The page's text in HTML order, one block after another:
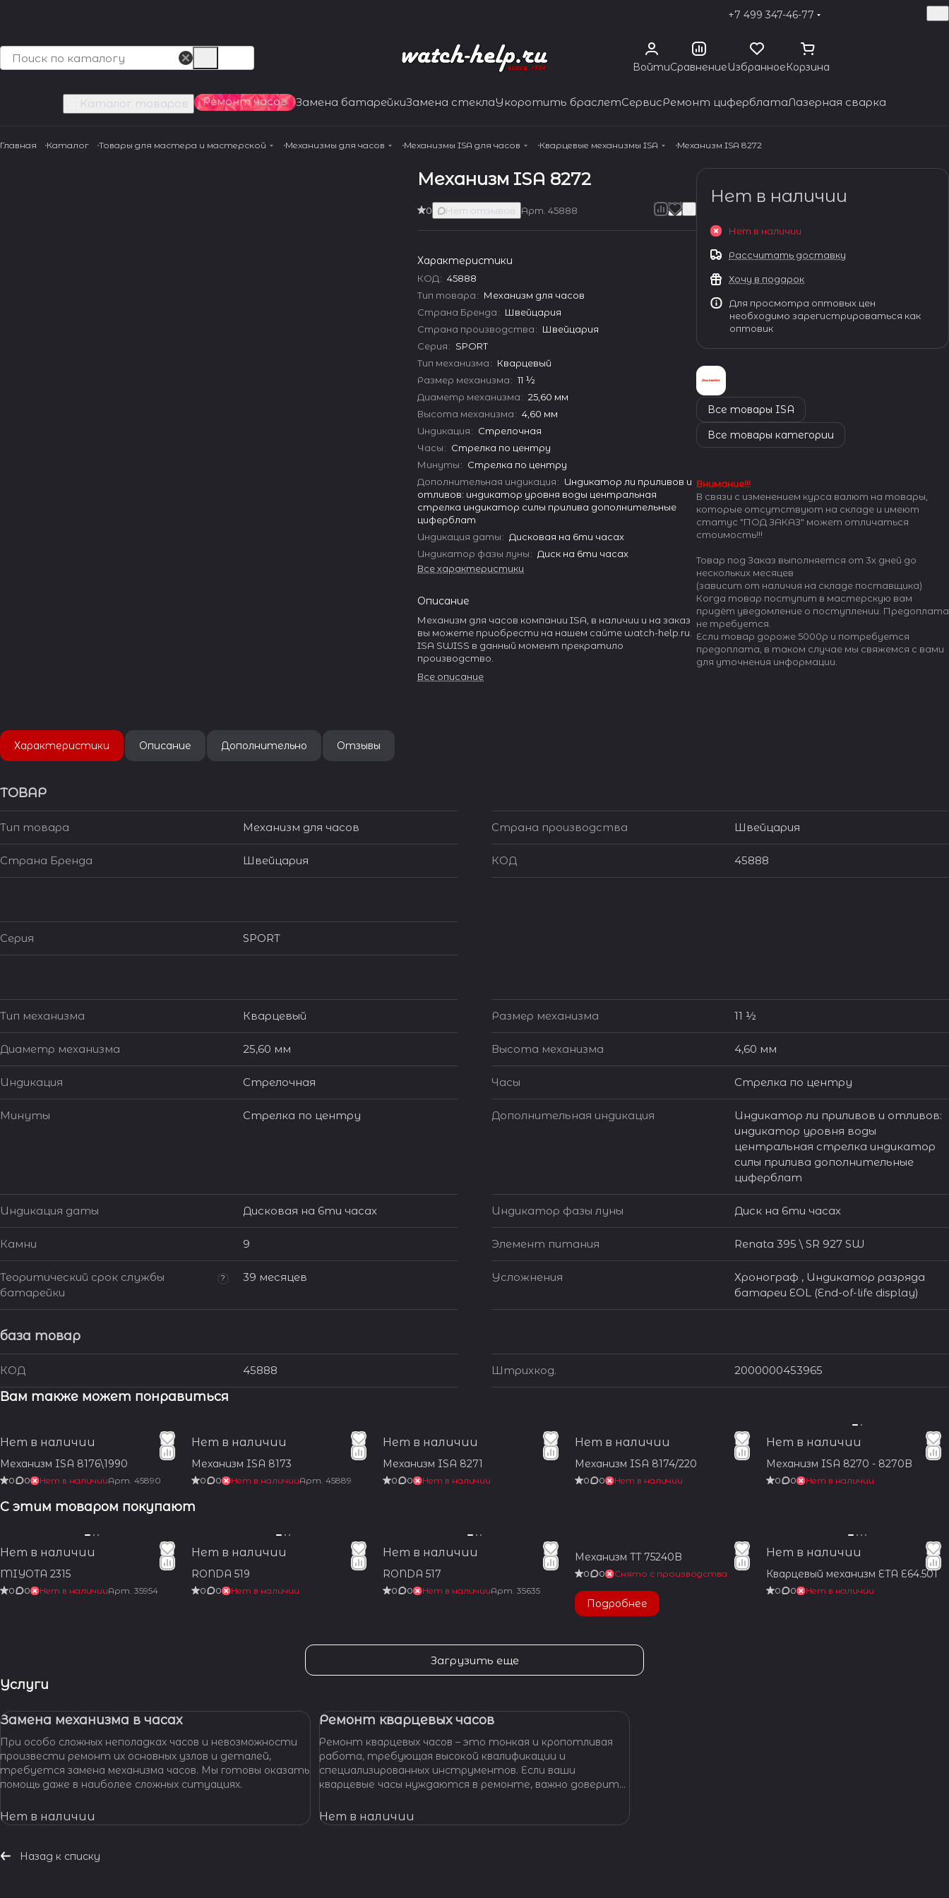
+7 499 347-46-77
ВойтиСравнениеИзбранноеКорзина
Каталог товаров Ремонт часов Замена батарейкиЗамена стеклаУкоротить браслетСервисРемонт циферблатаЛазерная сварка
Главная Каталог Товары для мастера и мастерской Механизмы для часов Механизмы ISA для часов Кварцевые механизмы ISA Механизм ISA 8272
Механизм ISA 8272
0 Нет отзывов Арт.45888
Характеристики
КОД: 45888
Тип товара: Механизм для часов
Страна Бренда: Швейцария
Страна производства: Швейцария
Серия: SPORT
Тип механизма: Кварцевый
Размер механизма: 11 ½
Диаметр механизма: 25,60 мм
Высота механизма: 4,60 мм
Индикация: Стрелочная
Часы: Стрелка по центру
Минуты: Стрелка по центру
Дополнительная индикация: Индикатор ли приливов и
отливов: индикатор уровня воды центральная
стрелка индикатор силы прилива дополнительные
циферблат
Индикация даты: Дисковая на 6ти часах
Индикатор фазы луны: Диск на 6ти часах
Все характеристики
Описание
Механизм для часов компании ISA, в наличии и на заказ
вы можете приобрести на нашем сайте watch-help.ru.
ISA SWISS в данный момент прекратило
производство.
Все описание
Нет в наличии
Нет в наличии
Рассчитать доставку
Хочу в подарок
Для просмотра оптовых цен
необходимо зарегистрироваться как
оптовик
Все товары ISA
Все товары категории
Внимание!!!
В связи с изменением курса валют на товары,
которые отсутствуют на складе и имеют
статус "ПОД ЗАКАЗ" может отличаться
стоимость!!!
Товар под Заказ выполняется от 3х дней до
нескольких месяцев
(зависит от наличия на складе поставщика)
Когда товар поступит в мастерскую вам
придёт уведомление о поступлении. Предоплата
не требуется.
Если товар дороже 5000р и потребуется
предоплата, в таком случае мы свяжемся с вами
для уточнения информации.
Характеристики Описание Дополнительно Отзывы
ТОВАР
Тип товара Механизм для часов Страна производства Швейцария
Страна Бренда Швейцария КОД 45888
Серия SPORT
Тип механизма Кварцевый Размер механизма 11 ½
Диаметр механизма 25,60 мм Высота механизма 4,60 мм
Индикация Стрелочная Часы Стрелка по центру
Минуты Стрелка по центру Дополнительная индикация
Индикатор ли приливов и отливов:
индикатор уровня воды
центральная стрелка индикатор
силы прилива дополнительные
циферблат
Индикация даты Дисковая на 6ти часах Индикатор фазы луны Диск на 6ти часах
Камни 9 Элемент питания Renata 395 \ SR 927 SW
Теоритический срок службы
батарейки
? 39 месяцев Усложнения
Хронограф , Индикатор разряда
батареи EOL (End-of-life display)
база товар
КОД 45888 Штрихкод. 2000000453965
Вам также может понравиться
Нет в наличии
Механизм ISA 8176\1990
0 0 Нет в наличииАрт. 45890
Нет в наличии
Механизм ISA 8173
0 0 Нет в наличииАрт.45889
Нет в наличии
Механизм ISA 8271
0 0 Нет в наличии
Нет в наличии
Механизм ISA 8174/220
0 0 Нет в наличии
Нет в наличии
Механизм ISA 8270 - 8270B
0 0 Нет в наличии
С этим товаром покупают
Нет в наличии
MIYOTA 2315
0 0 Нет в наличииАрт. 35954
Нет в наличии
RONDA 519
0 0 Нет в наличии
Нет в наличии
RONDA 517
0 0 Нет в наличииАрт.35635
Механизм TT 75240B
0 0 Снято с производства
Подробнее
Нет в наличии
Кварцевый механизм ETA E64.501
0 0 Нет в наличии
Загрузить еще
Услуги
Замена механизма в часах
При особо сложных неполадках часов и невозможности
произвести ремонт их основных узлов и деталей,
требуется замена механизма часов. Мы готовы оказать
помощь даже в наиболее сложных ситуациях.
Нет в наличии
Ремонт кварцевых часов
Ремонт кварцевых часов – это тонкая и кропотливая
работа, требующая высокой квалификации и
специализированных инструментов. Если ваши
кварцевые часы нуждаются в ремонте, важно доверить
диагностировать проблему и предложить
эффективное решение.
Нет в наличии
Назад к списку